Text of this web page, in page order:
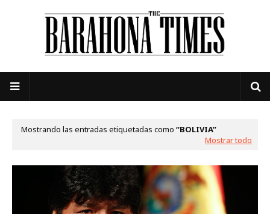
Mostrando las entradas etiquetadas como
BOLIVIA
Mostrar todo